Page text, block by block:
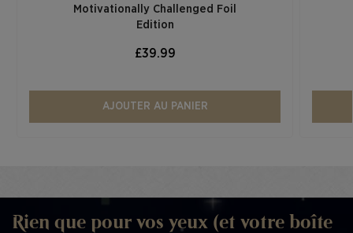
Motivationally Challenged Foil
Edition​
£39.99
AJOUTER AU PANIER
Rien que pour vos yeux (et votre boîte